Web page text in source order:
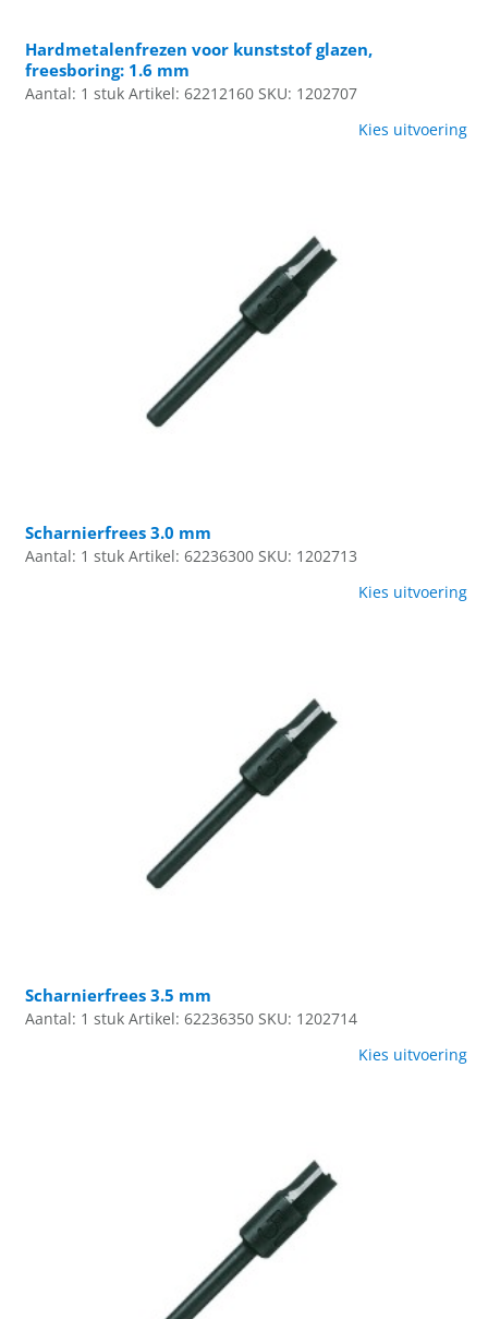
Hardmetalenfrezen voor kunststof glazen,
freesboring: 1.6 mm
Aantal: 1 stuk Artikel: 62212160 SKU: 1202707
Kies uitvoering
Scharnierfrees 3.0 mm
Aantal: 1 stuk Artikel: 62236300 SKU: 1202713
Kies uitvoering
Scharnierfrees 3.5 mm
Aantal: 1 stuk Artikel: 62236350 SKU: 1202714
Kies uitvoering